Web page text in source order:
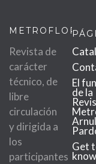
METROFLOR
Revista de
carácter
técnico, de
libre
circulación
y dirigida a
los
participantes
El
de la
Get